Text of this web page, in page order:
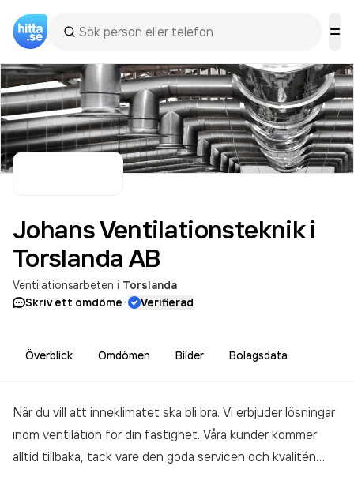
Johans Ventilationsteknik i
Torslanda AB
Ventilationsarbeten i Torslanda
Skriv ett omdöme· Verifierad
Överblick Omdömen Bilder Bolagsdata
När du vill att inneklimatet ska bli bra. Vi erbjuder lösningar
inom ventilation för din fastighet. Våra kunder kommer
alltid tillbaka, tack vare den goda servicen och kvalitén